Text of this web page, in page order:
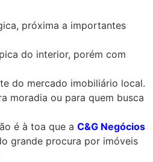
próxima a importantes
do interior, porém com
do mercado imobiliário local.
moradia ou para quem busca
é à toa que a C&G Negócios
grande procura por imóveis